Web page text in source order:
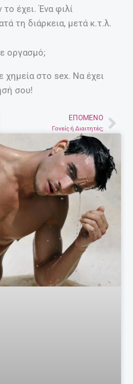
έχει. Ένα φιλί
τη διάρκεια, μετά κ.τ.λ.
οργασμό;
χημεία στο sex. Να έχει
σου!
ΕΠΌΜΕΝΟ
Γονείς ή Διαιτητές;